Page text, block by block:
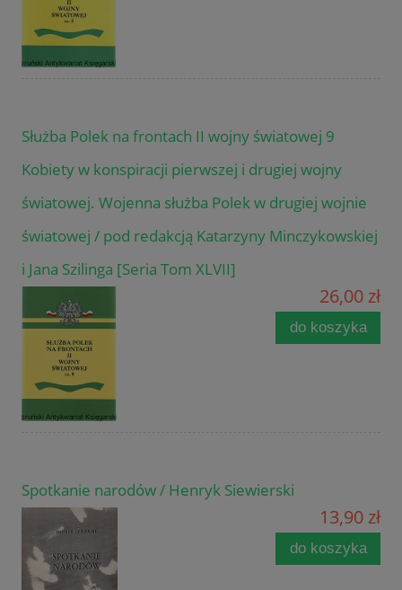
Służba Polek na frontach II wojny światowej 9
Kobiety w konspiracji pierwszej i drugiej wojny
światowej. Wojenna służba Polek w drugiej wojnie
światowej / pod redakcją Katarzyny Minczykowskiej
i Jana Szilinga [Seria Tom XLVII]
26,00 zł
do koszyka
Spotkanie narodów / Henryk Siewierski
13,90 zł
do koszyka